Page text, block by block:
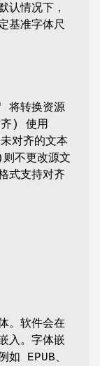
认情况下，
基准字体尺
将转换资源
齐) 使用
对齐的文本
不更改源文
式支持对齐
。软件会在
入。字体嵌
如 EPUB、